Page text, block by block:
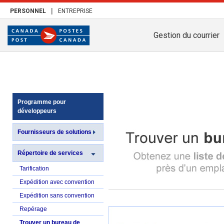
PERSONNEL | ENTREPRISE
Gestion du courrier
Programme pour
développeurs
Fournisseurs de solutions
Répertoire de services
Tarification
Expédition avec convention
Expédition sans convention
Repérage
Trouver un bureau de